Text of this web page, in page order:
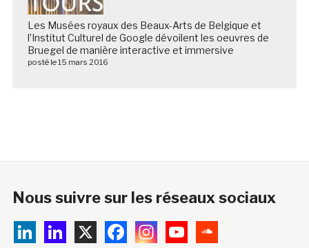
Les Musées royaux des Beaux-Arts de Belgique et
l’Institut Culturel de Google dévoilent les oeuvres de
Bruegel de manière interactive et immersive
posté le 15 mars 2016
Nous suivre sur les réseaux sociaux